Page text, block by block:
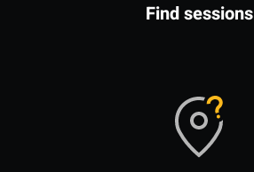
Find sessions